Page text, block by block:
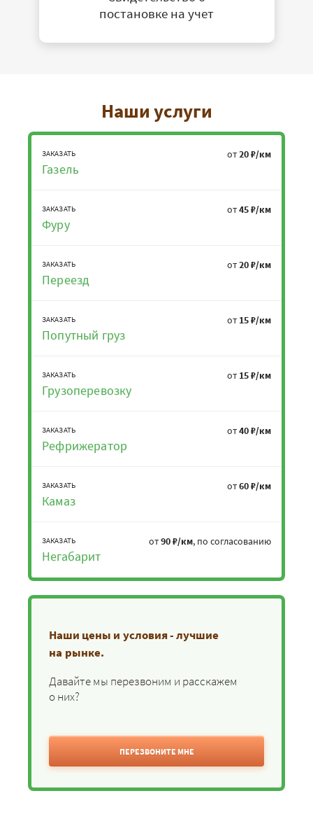
постановке на учет
Наши услуги
ЗАКАЗАТЬ
Газель
от20 ₽/км
ЗАКАЗАТЬ
Фуру
от45 ₽/км
ЗАКАЗАТЬ
Переезд
от20 ₽/км
ЗАКАЗАТЬ
Попутный груз
от 15 ₽/км
ЗАКАЗАТЬ
Грузоперевозку
от 15 ₽/км
ЗАКАЗАТЬ
Рефрижератор
от40 ₽/км
ЗАКАЗАТЬ
Камаз
от60 ₽/км
ЗАКАЗАТЬ
Негабарит
от90 ₽/км, по согласованию
Наши цены и условия - лучшие
на рынке.
Давайте мы перезвоним и расскажем
о них?
ПЕРЕЗВОНИТЕ МНЕ